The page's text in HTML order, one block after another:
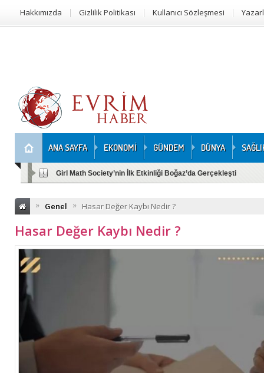
Hakkımızda Gizlilik Politikası Kullanıcı Sözleşmesi
ANA SAYFA EKONOMİ GÜNDEM DÜNYA
Girl Math Society’nin İlk Etkinliği Boğaz’da Gerçekleşti
» Genel » Hasar Değer Kaybı Nedir ?
Hasar Değer Kaybı Nedir ?